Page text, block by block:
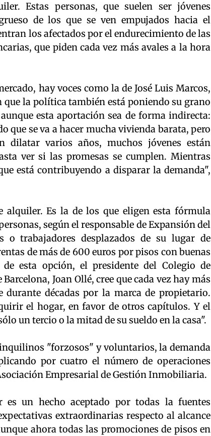
Estas personas, que suelen ser jóvenes
de los que se ven empujados hacia el
los afectados por el endurecimiento de las
que piden cada vez más avales a la hora
hay voces como la de José Luis Marcos,
que la política también está poniendo su grano
esta aportación sea de forma indirecta:
que se va a hacer mucha vivienda barata, pero
dilatar varios años, muchos jóvenes están
ver si las promesas se cumplen. Mientras
está contribuyendo a disparar la demanda",
alquiler. Es la de los que eligen esta fórmula
según el responsable de Expansión del
o trabajadores desplazados de su lugar de
de más de 600 euros por pisos con buenas
esta opción, el presidente del Colegio de
Joan Ollé, cree que cada vez hay más
durante décadas por la marca de propietario.
el hogar, en favor de otros capítulos. Y el
un tercio o la mitad de su sueldo en la casa".
"forzosos" y voluntarios, la demanda
por cuatro el número de operaciones
Empresarial de Gestión Inmobiliaria.
un hecho aceptado por todas la fuentes
extraordinarias respecto al alcance
ahora todas las promociones de pisos en